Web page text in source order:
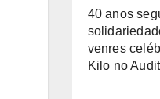
40 anos
venres
Kilo no